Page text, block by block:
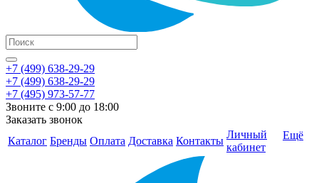
+7 (499) 638-29-29
+7 (499) 638-29-29
+7 (495) 973-57-77
Звоните с 9:00 до 18:00
Заказать звонок
Каталог Бренды Оплата Доставка Контакты
Личный
кабинет
Ещё